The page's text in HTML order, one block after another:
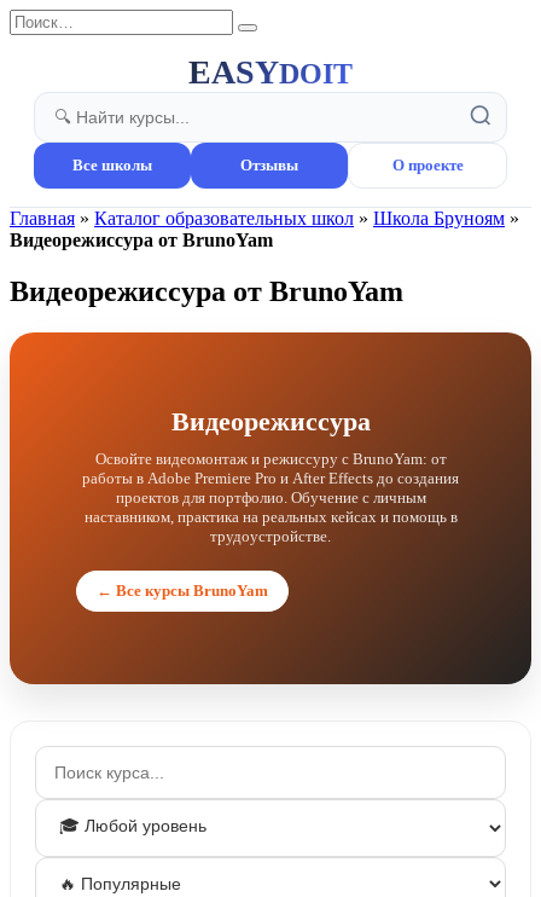
Перейти
к
Search
for:
EASYDOIT
Все школы Отзывы О проекте
Главная » Каталог образовательных школ » Школа Бруноям »
Видеорежиссура от BrunoYam
Видеорежиссура от BrunoYam
Видеорежиссура
Освойте видеомонтаж и режиссуру с BrunoYam: от
работы в Adobe Premiere Pro и After Effects до создания
проектов для портфолио. Обучение с личным
наставником, практика на реальных кейсах и помощь в
трудоустройстве.
← Все курсы BrunoYam